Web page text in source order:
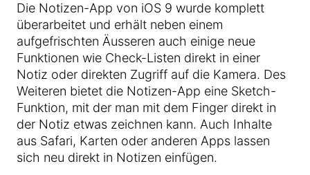
Die Notizen-App von iOS 9 wurde komplett
überarbeitet und erhält neben einem
aufgefrischten Äusseren auch einige neue
Funktionen wie Check-Listen direkt in einer
Notiz oder direkten Zugriff auf die Kamera. Des
Weiteren bietet die Notizen-App eine Sketch-
Funktion, mit der man mit dem Finger direkt in
der Notiz etwas zeichnen kann. Auch Inhalte
aus Safari, Karten oder anderen Apps lassen
sich neu direkt in Notizen einfügen.